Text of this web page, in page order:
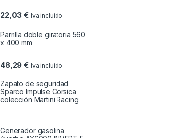
22,03€ Iva incluido
Parrilla doble giratoria 560
x 400 mm
48,29€ Iva incluido
Zapato de seguridad
Sparco Impulse Corsica
colección Martini Racing
Generador gasolina